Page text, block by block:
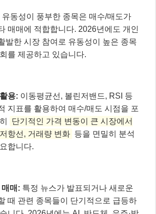
유동성이 풍부한 종목은 매수/매도가
매매에 적합합니다. 2026년에도 개인
발한 시장 참여로 유동성이 높은 종목
를 제공하고 있습니다.
용: 이동평균선, 볼린저밴드, RSI 등
지표를 활용하여 매수/매도 시점을 포
단기적인 가격 변동이 큰 시장에서
항선, 거래량 변화 등을 면밀히 분석
합니다.
매매: 특정 뉴스가 발표되거나 새로운
때 관련 종목들이 단기적으로 급등하